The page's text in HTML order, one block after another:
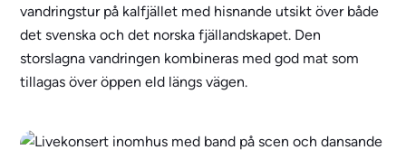
vandringstur på kalfjället med hisnande utsikt över både
det svenska och det norska fjällandskapet. Den
storslagna vandringen kombineras med god mat som
tillagas över öppen eld längs vägen.